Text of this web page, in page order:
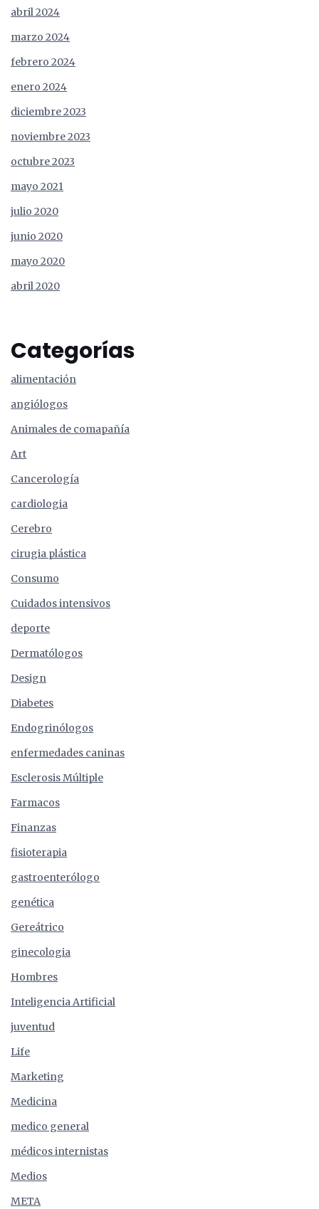
abril 2024
marzo 2024
febrero 2024
enero 2024
diciembre 2023
noviembre 2023
octubre 2023
mayo 2021
julio 2020
junio 2020
mayo 2020
abril 2020
Categorías
alimentación
angiólogos
Animales de comapañía
Art
Cancerología
cardiologia
Cerebro
cirugia plástica
Consumo
Cuidados intensivos
deporte
Dermatólogos
Design
Diabetes
Endogrinólogos
enfermedades caninas
Esclerosis Múltiple
Farmacos
Finanzas
fisioterapia
gastroenterólogo
genética
Gereátrico
ginecologia
Hombres
Inteligencia Artificial
juventud
Life
Marketing
Medicina
medico general
médicos internistas
Medios
META